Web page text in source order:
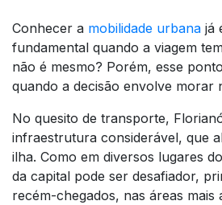
Conhecer a mobilidade urbana já
fundamental quando a viagem
não é mesmo? Porém, esse
quando a decisão envolve morar
No quesito de transporte,
infraestrutura considerável, que
ilha. Como em diversos lugares
da capital pode ser desafiador,
recém-chegados, nas áreas mais